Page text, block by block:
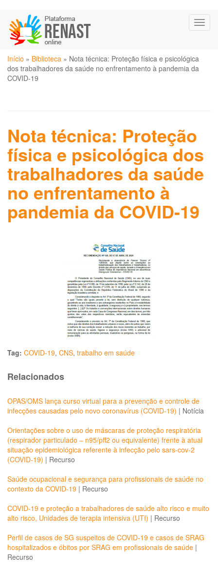
para
conteúdo
principal
Você
está
aqui
Início » Biblioteca » Nota técnica: Proteção física e psicológica
dos trabalhadores da saúde no enfrentamento à pandemia da
COVID-19
Nota técnica: Proteção
física e psicológica dos
trabalhadores da saúde
no enfrentamento à
pandemia da COVID-19
Tag: COVID-19, CNS, trabalho em saúde
Relacionados
OPAS/OMS lança curso virtual para a prevenção e controle de
infecções causadas pelo novo coronavírus (COVID-19) | Notícia
Orientações sobre o uso de máscaras de proteção respiratória
(respirador particulado – n95/pff2 ou equivalente) frente à atual
situação epidemiológica referente à infecção pelo sars-cov-2
(COVID-19) | Recurso
Saúde ocupacional e segurança para profissionais de saúde no
contexto da COVID-19 | Recurso
COVID-19 e proteção a trabalhadores de saúde alto risco e muito
alto risco, Unidades de terapia intensiva (UTI) | Recurso
Perfil de casos de SG suspeitos de COVID-19 e casos de SRAG
hospitalizados e óbitos por SRAG em profissionais de saúde |
Recurso